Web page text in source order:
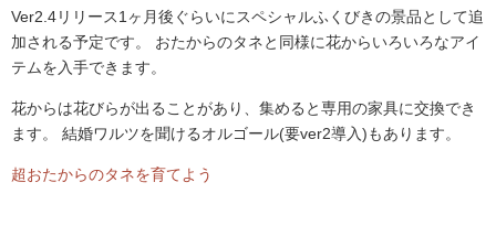
Ver2.4リリース1ヶ月後ぐらいにスペシャルふくびきの景品として追
加される予定です。 おたからのタネと同様に花からいろいろなアイ
テムを入手できます。
花からは花びらが出ることがあり、集めると専用の家具に交換でき
ます。 結婚ワルツを聞けるオルゴール(要ver2導入)もあります。
超おたからのタネを育てよう